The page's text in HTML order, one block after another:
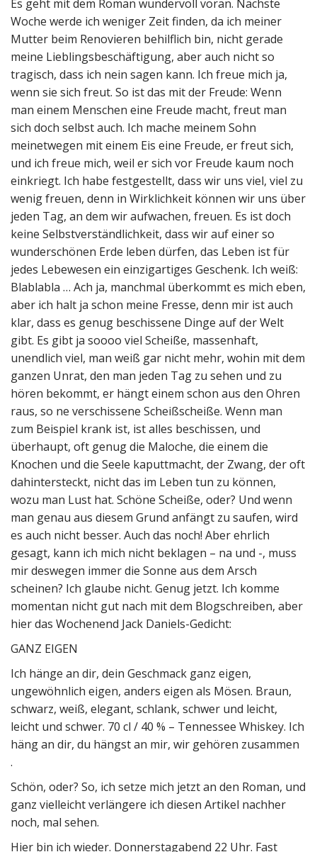
Es geht mit dem Roman wundervoll voran. Nächste
Woche werde ich weniger Zeit finden, da ich meiner
Mutter beim Renovieren behilflich bin, nicht gerade
meine Lieblingsbeschäftigung, aber auch nicht so
tragisch, dass ich nein sagen kann. Ich freue mich ja,
wenn sie sich freut. So ist das mit der Freude: Wenn
man einem Menschen eine Freude macht, freut man
sich doch selbst auch. Ich mache meinem Sohn
meinetwegen mit einem Eis eine Freude, er freut sich,
und ich freue mich, weil er sich vor Freude kaum noch
einkriegt. Ich habe festgestellt, dass wir uns viel, viel zu
wenig freuen, denn in Wirklichkeit können wir uns über
jeden Tag, an dem wir aufwachen, freuen. Es ist doch
keine Selbstverständlichkeit, dass wir auf einer so
wunderschönen Erde leben dürfen, das Leben ist für
jedes Lebewesen ein einzigartiges Geschenk. Ich weiß:
Blablabla … Ach ja, manchmal überkommt es mich eben,
aber ich halt ja schon meine Fresse, denn mir ist auch
klar, dass es genug beschissene Dinge auf der Welt
gibt. Es gibt ja soooo viel Scheiße, massenhaft,
unendlich viel, man weiß gar nicht mehr, wohin mit dem
ganzen Unrat, den man jeden Tag zu sehen und zu
hören bekommt, er hängt einem schon aus den Ohren
raus, so ne verschissene Scheißscheiße. Wenn man
zum Beispiel krank ist, ist alles beschissen, und
überhaupt, oft genug die Maloche, die einem die
Knochen und die Seele kaputtmacht, der Zwang, der oft
dahintersteckt, nicht das im Leben tun zu können,
wozu man Lust hat. Schöne Scheiße, oder? Und wenn
man genau aus diesem Grund anfängt zu saufen, wird
es auch nicht besser. Auch das noch! Aber ehrlich
gesagt, kann ich mich nicht beklagen – na und -, muss
mir deswegen immer die Sonne aus dem Arsch
scheinen? Ich glaube nicht. Genug jetzt. Ich komme
momentan nicht gut nach mit dem Blogschreiben, aber
hier das Wochenend Jack Daniels-Gedicht:
GANZ EIGEN
Ich hänge an dir, dein Geschmack ganz eigen,
ungewöhnlich eigen, anders eigen als Mösen. Braun,
schwarz, weiß, elegant, schlank, schwer und leicht,
leicht und schwer. 70 cl / 40 % – Tennessee Whiskey. Ich
häng an dir, du hängst an mir, wir gehören zusammen
.
Schön, oder? So, ich setze mich jetzt an den Roman, und
ganz vielleicht verlängere ich diesen Artikel nachher
noch, mal sehen.
Hier bin ich wieder. Donnerstagabend 22 Uhr. Fast